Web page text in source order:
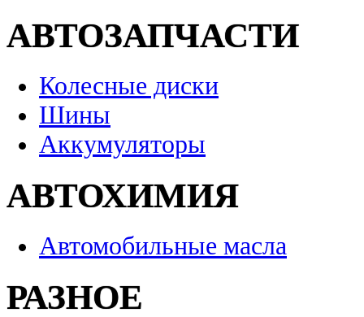
АВТОЗАПЧАСТИ
Колесные диски
Шины
Аккумуляторы
АВТОХИМИЯ
Автомобильные масла
РАЗНОЕ